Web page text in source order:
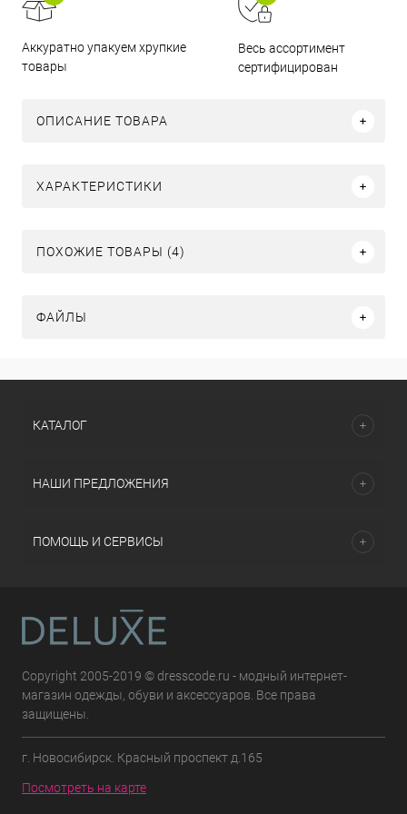
Аккуратно упакуем хрупкие
товары
Весь ассортимент
сертифицирован
ОПИСАНИЕ ТОВАРА
ХАРАКТЕРИСТИКИ
ПОХОЖИЕ ТОВАРЫ (4)
ФАЙЛЫ
КАТАЛОГ
НАШИ ПРЕДЛОЖЕНИЯ
ПОМОЩЬ И СЕРВИСЫ
Copyright 2005-2019 © dresscode.ru - модный интернет-
магазин одежды, обуви и аксессуаров. Все права
защищены.
г. Новосибирск. Красный проспект д.165
Посмотреть на карте